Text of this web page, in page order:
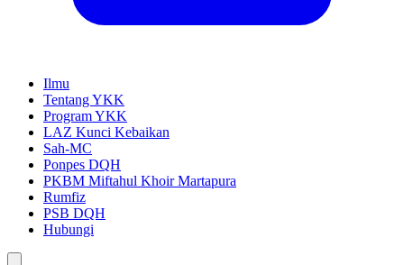
Ilmu
Tentang YKK
Program YKK
LAZ Kunci Kebaikan
Sah-MC
Ponpes DQH
PKBM Miftahul Khoir Martapura
Rumfiz
PSB DQH
Hubungi